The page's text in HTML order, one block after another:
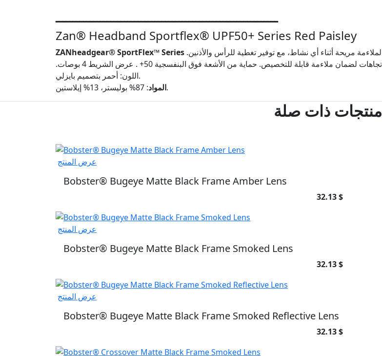
ـــــــــــــــــــــــــــــــــــــــــــــــــــــــــــــــــ
Zan® Headband Sportflex® UPF50+ Series Red Paisley
ZANheadgear® SportFlex™ Series
القماش ملبد لتحقيق أقصى درجات النعومة ويتميز بمرونة في أربع اتجاهات لضمان ملاءمة قابلة للتخصيص. حماية من الأشعة فوق البنفسجية 50+ . عرض الشريط 4 بوصات.
اللون: أحمر بتصميم بايزلي.
المواد: 87% بوليستر، 13% إيلاستين.
منتجات ذات صلة
عرض المنتج
Bobster® Bugeye Matte Black Frame Amber Lens
32.13 $
عرض المنتج
Bobster® Bugeye Matte Black Frame Smoked Lens
32.13 $
عرض المنتج
Bobster® Bugeye Matte Black Frame Smoked Reflective Lens
32.13 $